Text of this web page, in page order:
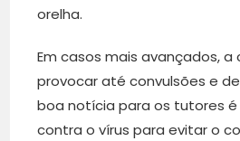
orelha.
Em casos mais avançados,
provocar até convulsões e
boa notícia para os tutores é
contra o vírus para evitar o